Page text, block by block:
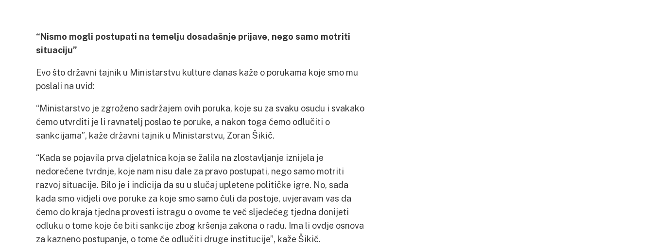
“Nismo mogli postupati na temelju dosadašnje prijave, nego samo motriti
situaciju”
Evo što državni tajnik u Ministarstvu kulture danas kaže o porukama koje smo mu
poslali na uvid:
“Ministarstvo je zgroženo sadržajem ovih poruka, koje su za svaku osudu i svakako
ćemo utvrditi je li ravnatelj poslao te poruke, a nakon toga ćemo odlučiti o
sankcijama”, kaže državni tajnik u Ministarstvu, Zoran Šikić.
“Kada se pojavila prva djelatnica koja se žalila na zlostavljanje iznijela je
nedorečene tvrdnje, koje nam nisu dale za pravo postupati, nego samo motriti
razvoj situacije. Bilo je i indicija da su u slučaj upletene političke igre. No, sada
kada smo vidjeli ove poruke za koje smo samo čuli da postoje, uvjeravam vas da
ćemo do kraja tjedna provesti istragu o ovome te već sljedećeg tjedna donijeti
odluku o tome koje će biti sankcije zbog kršenja zakona o radu. Ima li ovdje osnova
za kazneno postupanje, o tome će odlučiti druge institucije”, kaže Šikić.